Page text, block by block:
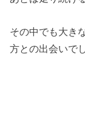
その中でも大き
方との出会いで